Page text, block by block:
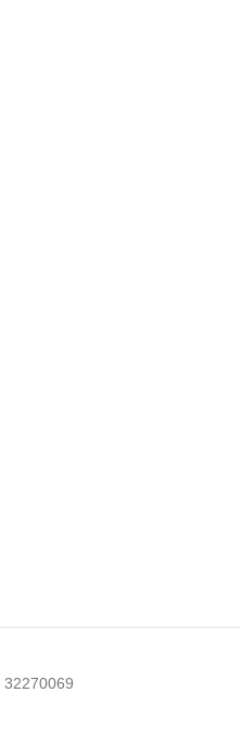
32270069